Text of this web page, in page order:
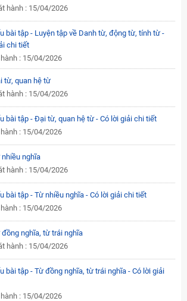
hành : 15/04/2026
bài tập - Luyện tập về Danh từ, động từ, tính từ -
chi tiết
: 15/04/2026
từ, quan hệ từ
hành : 15/04/2026
bài tập - Đại từ, quan hệ từ - Có lời giải chi tiết
: 15/04/2026
nhiều nghĩa
hành : 15/04/2026
bài tập - Từ nhiều nghĩa - Có lời giải chi tiết
: 15/04/2026
đồng nghĩa, từ trái nghĩa
hành : 15/04/2026
bài tập - Từ đồng nghĩa, từ trái nghĩa - Có lời giải
: 15/04/2026